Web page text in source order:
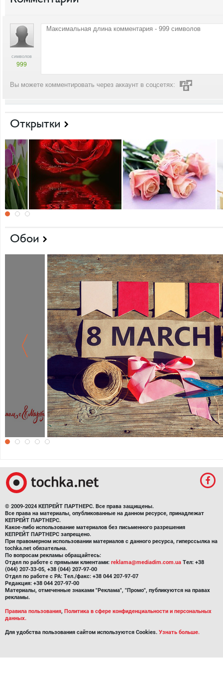
символов
999
Вы можете комментировать через аккаунт в соцсетях:
Открытки
Обои
Обои на 8 Марта
© 2009-2024 КЕПРЕЙТ ПАРТНЕРС. Все права защищены.
Все права на материалы, опубликованные на данном ресурсе, принадлежат
КЕПРЕЙТ ПАРТНЕРС.
Какое-либо использование материалов без письменного разрешения
КЕПРЕЙТ ПАРТНЕРС запрещено.
При правомерном использовании материалов с данного ресурса, гиперссылка на
tochka.net обязательна.
По вопросам рекламы обращайтесь:
Отдел по работе с прямыми клиентами: reklama@mediadim.com.ua Тел: +38
(044) 207-33-05, +38 (044) 207-97-00
Отдел по работе с РА: Тел./факс: +38 044 207-97-07
Редакция: +38 044 207-97-00
Материалы, отмеченные знаками "Реклама", "Промо", публикуются на правах
рекламы.
Правила пользования, Политика в сфере конфиденциальности и персональных
данных.
Для удобства пользования сайтом используются Cookies. Узнать больше.